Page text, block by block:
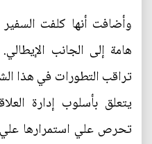
وأضافت أنها كلفت
هامة إلى الجانب
تراقب التطورات في هذا
يتعلق بأسلوب إدارة
تحرص علي استمرارها